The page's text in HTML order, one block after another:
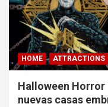
HOME ATTRACTIONS
Halloween
nuevas casas